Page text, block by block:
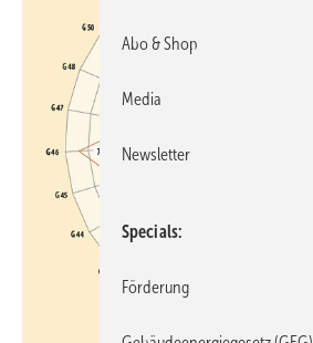
Abo & Shop
Media
Newsletter
Specials
Förderung